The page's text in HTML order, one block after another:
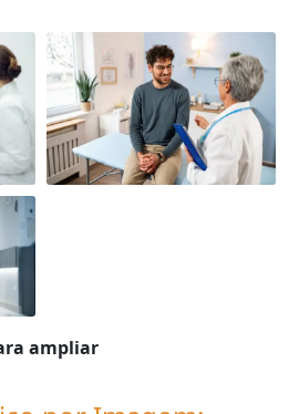
ampliar